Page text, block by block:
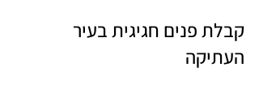
קבלת פנים חגיגית בעיר
העתיקה